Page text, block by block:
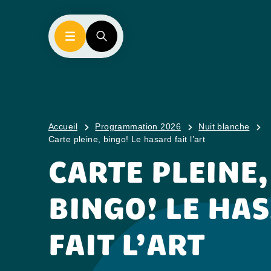
Accueil Programmation 2026
Nuit blanche
Carte pleine, bingo! Le hasard fait l’art
CARTE PLEINE,
BINGO! LE
FAIT L’ART